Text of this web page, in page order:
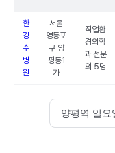
한
강
수
병
원
서울
영등포
구 양
평동1
가
직업환
경의학
과 전문
의 5명
양평역 일요